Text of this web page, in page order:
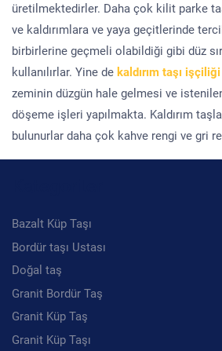
üretilmektedirler. Daha çok kilit parke
ve kaldırımlara ve yaya geçitlerinde
birbirlerine geçmeli olabildiği gibi düz
kullanılırlar. Yine de kaldırım taşı işçiliği
zeminin düzgün hale gelmesi ve
döşeme işleri yapılmakta. Kaldırım
bulunurlar daha çok kahve rengi ve gri
Bazalt Küp Taşı
Bordür taşı Ustası
Doğal taş
Granit Bordür Taş
Granit Küp Taş
Granit Küp Taşı